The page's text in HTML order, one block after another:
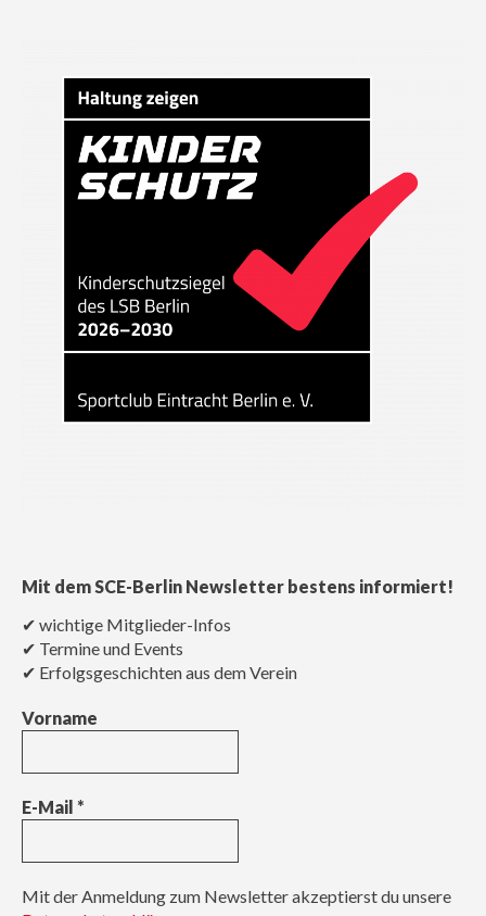
Mit dem SCE-Berlin Newsletter bestens informiert!
✔ wichtige Mitglieder-Infos
✔ Termine und Events
✔ Erfolgsgeschichten aus dem Verein
Vorname
E-Mail *
Mit der Anmeldung zum Newsletter akzeptierst du unsere